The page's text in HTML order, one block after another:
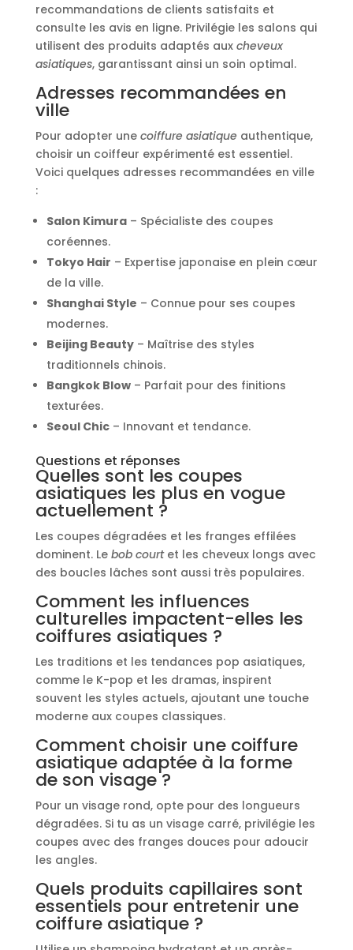
recommandations de clients satisfaits et
consulte les avis en ligne. Privilégie les salons qui
utilisent des produits adaptés aux cheveux
asiatiques, garantissant ainsi un soin optimal.
Adresses recommandées en
ville
Pour adopter une coiffure asiatique authentique,
choisir un coiffeur expérimenté est essentiel.
Voici quelques adresses recommandées en ville
:
Salon Kimura– Spécialiste des coupes
coréennes.
Tokyo Hair – Expertise japonaise en plein cœur
de la ville.
Shanghai Style – Connue pour ses coupes
modernes.
Beijing Beauty– Maîtrise des styles
traditionnels chinois.
Bangkok Blow– Parfait pour des finitions
texturées.
Seoul Chic– Innovant et tendance.
Questions et réponses
Quelles sont les coupes
asiatiques les plus en vogue
actuellement ?
Les coupes dégradées et les franges effilées
dominent. Le bob courtet les cheveux longs avec
des boucles lâches sont aussi très populaires.
Comment les influences
culturelles impactent-elles les
coiffures asiatiques ?
Les traditions et les tendances pop asiatiques,
comme le K-pop et les dramas, inspirent
souvent les styles actuels, ajoutant une touche
moderne aux coupes classiques.
Comment choisir une coiffure
asiatique adaptée à la forme
de son visage ?
Pour un visage rond, opte pour des longueurs
dégradées. Si tu as un visage carré, privilégie les
coupes avec des franges douces pour adoucir
les angles.
Quels produits capillaires sont
essentiels pour entretenir une
coiffure asiatique ?